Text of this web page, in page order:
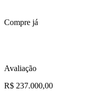
Compre já
Avaliação
R$ 237.000,00